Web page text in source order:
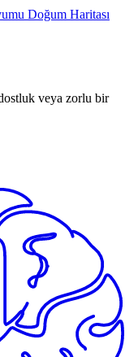
Doğum Haritası
veya zorlu bir